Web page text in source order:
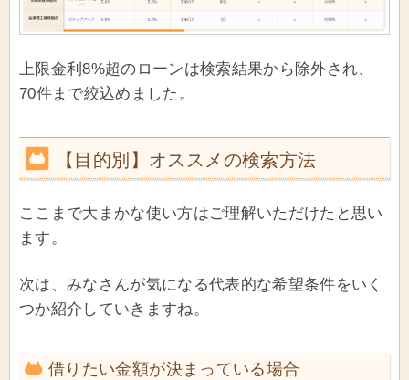
上限金利8%超のローンは検索結果から除外され、
70件まで絞込めました。
【目的別】オススメの検索方法
ここまで大まかな使い方はご理解いただけたと思い
ます。
次は、みなさんが気になる代表的な希望条件をいく
つか紹介していきますね。
借りたい金額が決まっている場合